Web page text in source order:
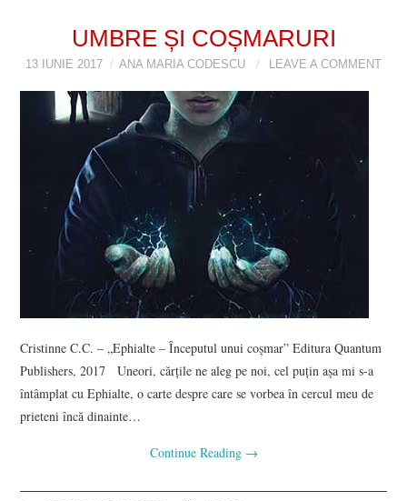
UMBRE ȘI COȘMARURI
13 IUNIE 2017 ANA MARIA CODESCU LEAVE A COMMENT
Cristinne C.C. – „Ephialte – Începutul unui coșmar” Editura Quantum
Publishers, 2017 Uneori, cărțile ne aleg pe noi, cel puțin așa mi s-a
întâmplat cu Ephialte, o carte despre care se vorbea în cercul meu de
prieteni încă dinainte…
Continue Reading →